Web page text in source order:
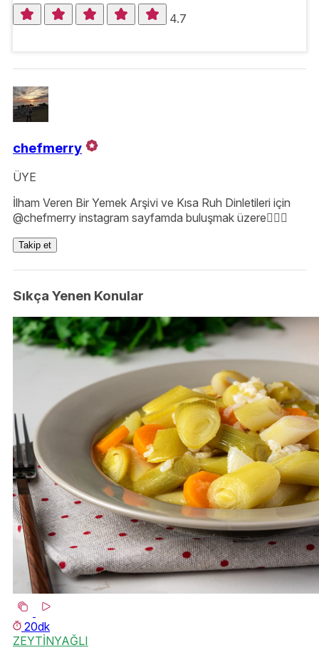
4.7
chefmerry
ÜYE
İlham Veren Bir Yemek Arşivi ve Kısa Ruh Dinletileri için
@chefmerry instagram sayfamda buluşmak üzere🙋🏼‍♀️
Takip et
Sıkça Yenen Konular
20dk
ZEYTİNYAĞLI